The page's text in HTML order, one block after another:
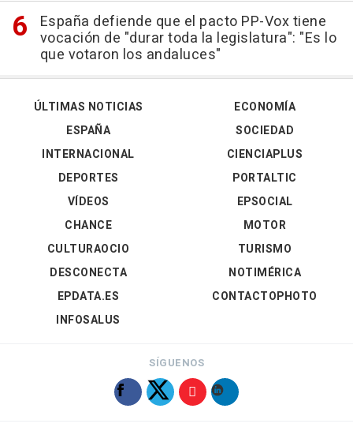
España defiende que el pacto PP-Vox tiene
vocación de "durar toda la legislatura": "Es lo
que votaron los andaluces"
ÚLTIMAS NOTICIAS
ESPAÑA
INTERNACIONAL
DEPORTES
VÍDEOS
ECONOMÍA
SOCIEDAD
CIENCIAPLUS
PORTALTIC
EPSOCIAL
CHANCE
CULTURAOCIO
DESCONECTA
EPDATA.ES
INFOSALUS
MOTOR
TURISMO
NOTIMÉRICA
CONTACTOPHOTO
SÍGUENOS